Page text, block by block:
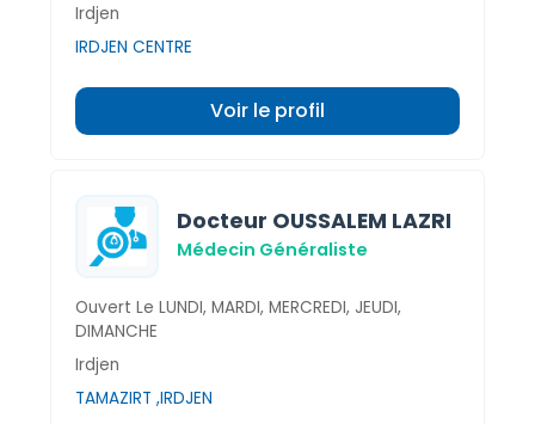
Irdjen
IRDJEN CENTRE
Voir le profil
Docteur OUSSALEM LAZRI
Médecin Généraliste
Ouvert Le LUNDI, MARDI, MERCREDI, JEUDI,
DIMANCHE
Irdjen
TAMAZIRT ,IRDJEN